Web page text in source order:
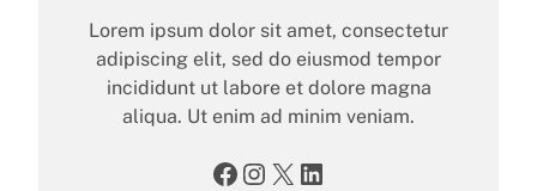
Lorem ipsum dolor sit amet, consectetur
adipiscing elit, sed do eiusmod tempor
incididunt ut labore et dolore magna
aliqua. Ut enim ad minim veniam.
Facebook Instagram X LinkedIn